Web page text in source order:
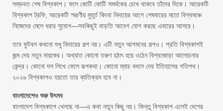
সম্ভবত শেষ বিশ্বকাপ। ফলে কোটি কোটি সমর্থকের চোখ থাকবে তাঁদের দিকে। আরেকটি
বিশ্বকাপ ট্রফি, আরেকটি স্মরণীয় মুহূর্ত কিংবা বিদায়ের আগে শেষবারের মতো বিশ্বমঞ্চে
নিজেদের মেলে ধরার সুযোগ—সবকিছুই বাড়তি আবেগ যোগ করছে এবারের আসরে।
তবে ফুটবল কখনো শুধু বিদায়ের গল্প নয়। এটি নতুন আগমনের গল্পও। প্রতি বিশ্বকাপই
জন্ম দেয় নতুন নায়কের। অখ্যাত কোনো তরুণ হঠাৎ হয়ে ওঠেন বিশ্বজোড়া আলোচনার
কেন্দ্র। কোনো দল লিখে ফেলে রূপকথা। কোনো ম্যাচ বদলে দেয় ইতিহাসের গতিপথ।
২০২৬ বিশ্বকাপও হয়তো তার ব্যতিক্রম হবে না।
বাংলাদেশেও শুরু উৎসব
বাংলাদেশ বিশ্বকাপে খেলছে না—এ কথা নতুন কিছু নয়। কিন্তু বিশ্বকাপ এলেই দেশের